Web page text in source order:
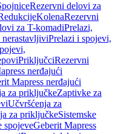
Rezervni delovi za
KolenaRezervni
za T-komadiPrelazi,
Prelazi i spojevi,
PriključciRezervni
nerđajući
Mapress nerđajući
za priključkeZaptivke za
Učvršćenja za
za priključkeSistemske
spojeveGeberit Mapress